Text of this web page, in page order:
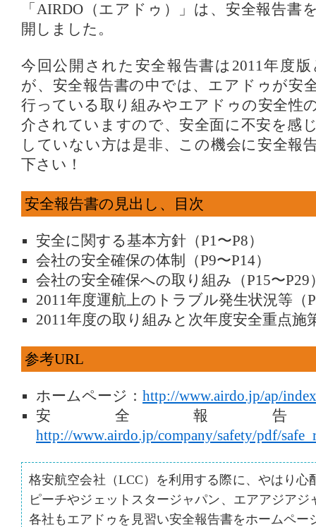
「AIRDO（エアドゥ）」は、安全報告書
開しました。
今回公開された安全報告書は2011年度
が、安全報告書の中では、エアドゥが安
行っている取り組みやエアドゥの安全性
介されていますので、安全面に不安を感
していない方は是非、この機会に安全報
下さい！
安全報告書の見出し、目次
安全に関する基本方針（P1〜P8）
会社の安全確保の体制（P9〜P14）
会社の安全確保への取り組み（P15〜P29
2011年度運航上のトラブル発生状況等（
2011年度の取り組みと次年度安全重点施
参考URL
ホームページ： http://www.airdo.jp/ap/
安全報告
http://www.airdo.jp/company/safety/pdf/
格安航空会社（LCC）を利用する際に、やはり心
ピーチやジェットスタージャパン、エアアジアジ
各社もエアドゥを見習い安全報告書をホームペー